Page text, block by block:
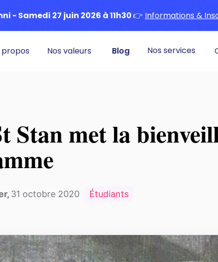
- Samedi 27 juin 2026 à 11h30👉 Informations &
propos Nos valeurs Blog Nos services
Stan met la
, 31 octobre 2020 Étudiants